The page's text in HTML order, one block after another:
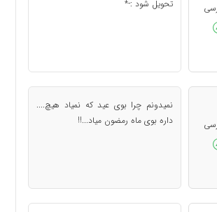
تحویل شود :-*
نمیدونم چرا بوی عید که نمیاد هیچ....
داره بوی ماه رمضون میاد...!!